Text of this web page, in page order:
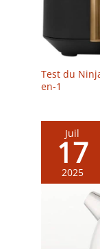
Test du
en-1
Juil
17
2025